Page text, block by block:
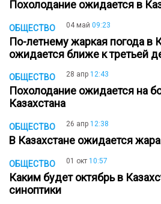
Похолодание ожидается в
ОБЩЕСТВО 04 май 09:23
По-летнему жаркая погода в
ожидается ближе к третьей
ОБЩЕСТВО 28 апр 12:43
Похолодание ожидается на
Казахстана
ОБЩЕСТВО 26 апр 12:38
В Казахстане ожидается
ОБЩЕСТВО 01 окт 10:57
Каким будет октябрь в
синоптики